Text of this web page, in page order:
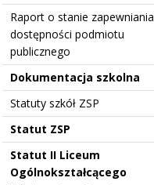
Raport o stanie zapewniania
dostępności podmiotu
publicznego
Dokumentacja szkolna
Statuty szkół ZSP
Statut ZSP
Statut II Liceum
Ogólnokształcącego